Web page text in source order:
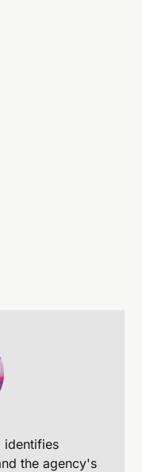
identifies
the agency's